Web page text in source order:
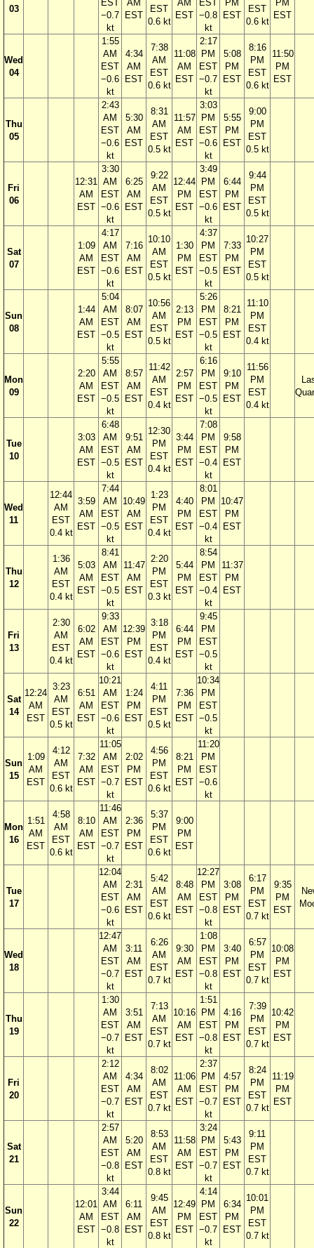
03
EST
−0.7
kt
AM
EST
EST
0.6 kt
AM
EST
EST
−0.8
kt
PM
EST
EST
0.6 kt
PM
EST
Wed
04
1:55
AM
EST
−0.6
kt
4:34
AM
EST
7:38
AM
EST
0.6 kt
11:08
AM
EST
2:17
PM
EST
−0.7
kt
5:08
PM
EST
8:16
PM
EST
0.6 kt
11:50
PM
EST
Thu
05
2:43
AM
EST
−0.6
kt
5:30
AM
EST
8:31
AM
EST
0.5 kt
11:57
AM
EST
3:03
PM
EST
−0.6
kt
5:55
PM
EST
9:00
PM
EST
0.5 kt
Fri
06
12:31
AM
EST
3:30
AM
EST
−0.6
kt
6:25
AM
EST
9:22
AM
EST
0.5 kt
12:44
PM
EST
3:49
PM
EST
−0.6
kt
6:44
PM
EST
9:44
PM
EST
0.5 kt
Sat
07
1:09
AM
EST
4:17
AM
EST
−0.6
kt
7:16
AM
EST
10:10
AM
EST
0.5 kt
1:30
PM
EST
4:37
PM
EST
−0.5
kt
7:33
PM
EST
10:27
PM
EST
0.5 kt
Sun
08
1:44
AM
EST
5:04
AM
EST
−0.5
kt
8:07
AM
EST
10:56
AM
EST
0.5 kt
2:13
PM
EST
5:26
PM
EST
−0.5
kt
8:21
PM
EST
11:10
PM
EST
0.4 kt
Mon
09
2:20
AM
EST
5:55
AM
EST
−0.5
kt
8:57
AM
EST
11:42
AM
EST
0.4 kt
2:57
PM
EST
6:16
PM
EST
−0.5
kt
9:10
PM
EST
11:56
PM
EST
0.4 kt
Tue
10
3:03
AM
EST
6:48
AM
EST
−0.5
kt
9:51
AM
EST
12:30
PM
EST
0.4 kt
3:44
PM
EST
7:08
PM
EST
−0.4
kt
9:58
PM
EST
Wed
11
12:44
AM
EST
0.4 kt
3:59
AM
EST
7:44
AM
EST
−0.5
kt
10:49
AM
EST
1:23
PM
EST
0.4 kt
4:40
PM
EST
8:01
PM
EST
−0.4
kt
10:47
PM
EST
Thu
12
1:36
AM
EST
0.4 kt
5:03
AM
EST
8:41
AM
EST
−0.5
kt
11:47
AM
EST
2:20
PM
EST
0.3 kt
5:44
PM
EST
8:54
PM
EST
−0.4
kt
11:37
PM
EST
Fri
13
2:30
AM
EST
0.4 kt
6:02
AM
EST
9:33
AM
EST
−0.6
kt
12:39
PM
EST
3:18
PM
EST
0.4 kt
6:44
PM
EST
9:45
PM
EST
−0.5
kt
Sat
14
12:24
AM
EST
3:23
AM
EST
0.5 kt
6:51
AM
EST
10:21
AM
EST
−0.6
kt
1:24
PM
EST
4:11
PM
EST
0.5 kt
7:36
PM
EST
10:34
PM
EST
−0.5
kt
Sun
15
1:09
AM
EST
4:12
AM
EST
0.6 kt
7:32
AM
EST
11:05
AM
EST
−0.7
kt
2:02
PM
EST
4:56
PM
EST
0.6 kt
8:21
PM
EST
11:20
PM
EST
−0.6
kt
Mon
16
1:51
AM
EST
4:58
AM
EST
0.6 kt
8:10
AM
EST
11:46
AM
EST
−0.7
kt
2:36
PM
EST
5:37
PM
EST
0.6 kt
9:00
PM
EST
Tue
17
12:04
AM
EST
−0.6
kt
2:31
AM
EST
5:42
AM
EST
0.6 kt
8:48
AM
EST
12:27
PM
EST
−0.8
kt
3:08
PM
EST
6:17
PM
EST
0.7 kt
9:35
PM
EST
Wed
18
12:47
AM
EST
−0.7
kt
3:11
AM
EST
6:26
AM
EST
0.7 kt
9:30
AM
EST
1:08
PM
EST
−0.8
kt
3:40
PM
EST
6:57
PM
EST
0.7 kt
10:08
PM
EST
Thu
19
1:30
AM
EST
−0.7
kt
3:51
AM
EST
7:13
AM
EST
0.7 kt
10:16
AM
EST
1:51
PM
EST
−0.8
kt
4:16
PM
EST
7:39
PM
EST
0.7 kt
10:42
PM
EST
Fri
20
2:12
AM
EST
−0.7
kt
4:34
AM
EST
8:02
AM
EST
0.7 kt
11:06
AM
EST
2:37
PM
EST
−0.7
kt
4:57
PM
EST
8:24
PM
EST
0.7 kt
11:19
PM
EST
Sat
21
2:57
AM
EST
−0.8
kt
5:20
AM
EST
8:53
AM
EST
0.8 kt
11:58
AM
EST
3:24
PM
EST
−0.7
kt
5:43
PM
EST
9:11
PM
EST
0.7 kt
Sun
22
12:01
AM
EST
3:44
AM
EST
−0.8
kt
6:11
AM
EST
9:45
AM
EST
0.8 kt
12:49
PM
EST
4:14
PM
EST
−0.7
kt
6:34
PM
EST
10:01
PM
EST
0.7 kt